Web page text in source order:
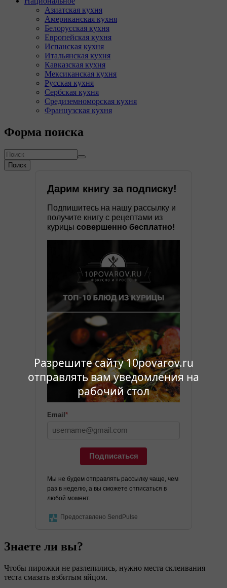
Разрешите сайту 10povarov.ru
отправлять вам уведомления на
рабочий стол
Азиатская кухня
Американская кухня
Белорусская кухня
Европейская кухня
Испанская кухня
Итальянская кухня
Кавказская кухня
Мексиканская кухня
Русская кухня
Сербская кухня
Средиземноморская кухня
Французская кухня
Форма поиска
Поиск
Дарим книгу за подписку!
Подпишитесь на нашу рассылку и
получите книгу с рецептами из
курицы совершенно бесплатно!
Email *
Подписаться
Мы не будем отправлять рассылку чаще, чем
раз в неделю, а вы сможете отписаться в
любой момент.
Предоставлено SendPulse
Знаете ли вы?
Чтобы пирожки не разлепились, нужно места склеивания
теста смазать взбитым яйцом.